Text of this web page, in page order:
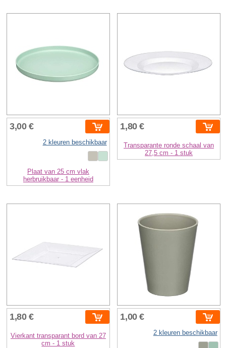
3,00 €
2 kleuren beschikbaar
Plaat van 25 cm vlak
herbruikbaar - 1 eenheid
1,80 €
Transparante ronde schaal van
27,5 cm - 1 stuk
1,80 €
Vierkant transparant bord van 27
cm - 1 stuk
1,00 €
2 kleuren beschikbaar